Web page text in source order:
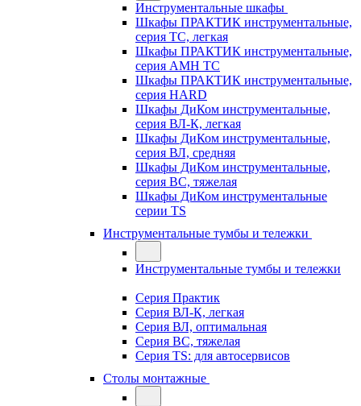
Инструментальные шкафы
Шкафы ПРАКТИК инструментальные,
серия TC, легкая
Шкафы ПРАКТИК инструментальные,
серия AMH TC
Шкафы ПРАКТИК инструментальные,
серия HARD
Шкафы ДиКом инструментальные,
cерия ВЛ-К, легкая
Шкафы ДиКом инструментальные,
серия ВЛ, средняя
Шкафы ДиКом инструментальные,
серия ВС, тяжелая
Шкафы ДиКом инструментальные
серии TS
Инструментальные тумбы и тележки
Инструментальные тумбы и тележки
Серия Практик
Серия ВЛ-К, легкая
Серия ВЛ, оптимальная
Серия ВС, тяжелая
Серия TS: для автосервисов
Столы монтажные